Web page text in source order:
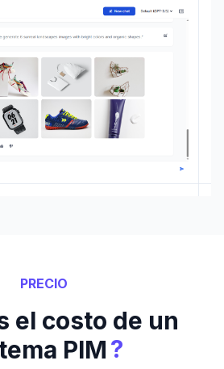
PRECIO
el costo de un
PIM?